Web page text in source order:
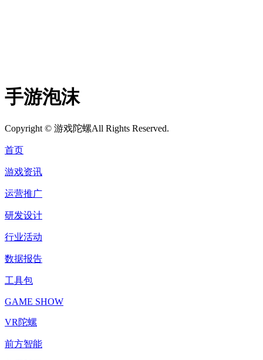
手游泡沫
Copyright © 游戏陀螺All Rights Reserved.
首页
游戏资讯
运营推广
研发设计
行业活动
数据报告
工具包
GAME SHOW
VR陀螺
前方智能